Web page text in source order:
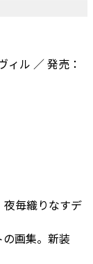
ィル ／ 発売：
毎織りなすデ
画集。新装